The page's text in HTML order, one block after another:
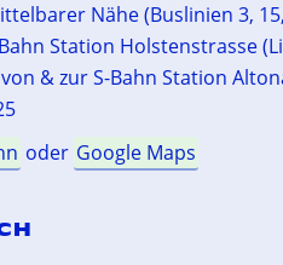
Nähe (Buslinien 3,
Station Holstenstrasse
& zur S-Bahn Station
oder Google Maps